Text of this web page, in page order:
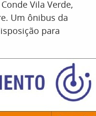
Vila Verde,
Um ônibus da
para